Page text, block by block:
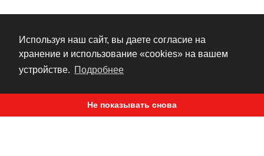
Используя наш сайт, вы даете согласие на
хранение и использование «cookies» на вашем
устройстве. Подробнее
Не показывать снова
#ЭНДУРО
#РЕМОНТ
#ПОДВЕСКА